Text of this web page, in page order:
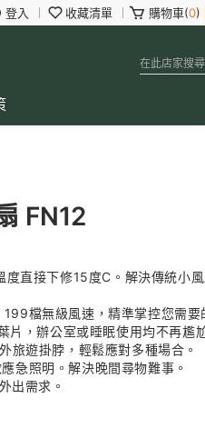
登入 收藏清單 購物車(0)
FN12
直接下修15度C。解決傳統小
檔無級風速，精準掌控您需要
，辦公室或睡眠使用均不再尷
旅遊掛脖，輕鬆應對多種場合。
急照明。解決晚間尋物難事。
出需求。